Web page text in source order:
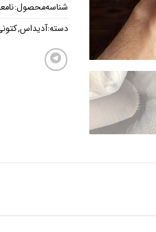
شناسه محصول:
دسته:آدیداس,